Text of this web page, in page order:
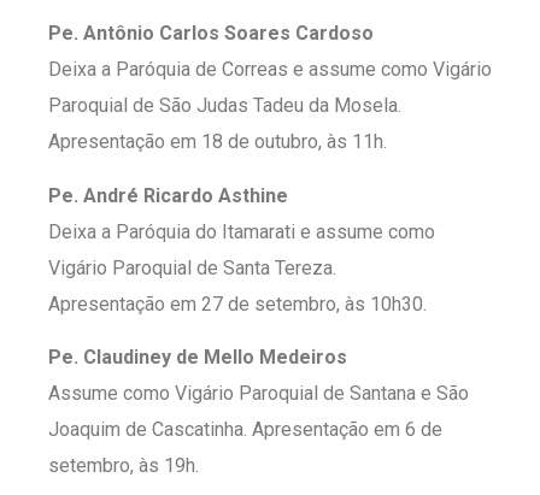
Pe. Antônio Carlos Soares Cardoso
Deixa a Paróquia de Correas e assume como Vigário
Paroquial de São Judas Tadeu da Mosela.
Apresentação em 18 de outubro, às 11h.
Pe. André Ricardo Asthine
Deixa a Paróquia do Itamarati e assume como
Vigário Paroquial de Santa Tereza.
Apresentação em 27 de setembro, às 10h30.
Pe. Claudiney de Mello Medeiros
Assume como Vigário Paroquial de Santana e São
Joaquim de Cascatinha. Apresentação em 6 de
setembro, às 19h.